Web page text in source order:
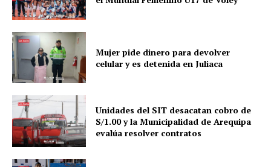
Mujer pide dinero para devolver
celular y es detenida en Juliaca
Unidades del SIT desacatan cobro de
S/1.00 y la Municipalidad de Arequipa
evalúa resolver contratos